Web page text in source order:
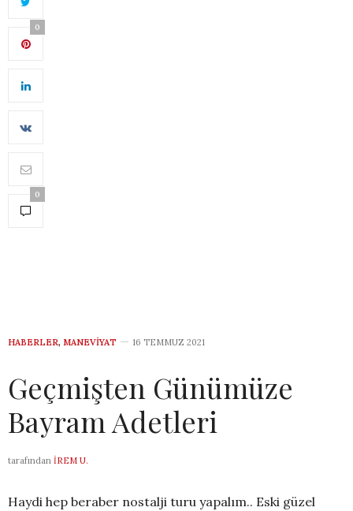
0
0
HABERLER, MANEVIYAT 16 TEMMUZ 2021
Geçmişten Günümüze
Bayram Adetleri
tarafından İREM U.
Haydi hep beraber nostalji turu yapalım.. Eski güzel